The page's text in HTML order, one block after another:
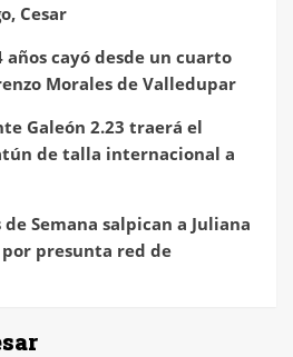
Cesar
años cayó desde un cuarto
Morales de Valledupar
Galeón 2.23 traerá el
de talla internacional a
Semana salpican a Juliana
presunta red de